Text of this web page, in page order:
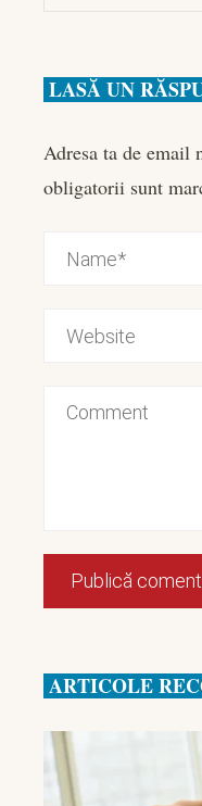
LASĂ UN
Adresa ta de email
obligatorii sunt
ARTICOLE